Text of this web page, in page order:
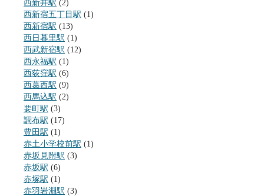
西新井駅 (2)
西新宿五丁目駅 (1)
西新宿駅 (13)
西日暮里駅 (1)
西武新宿駅 (12)
西永福駅 (1)
西荻窪駅 (6)
西葛西駅 (9)
西馬込駅 (2)
要町駅 (3)
調布駅 (17)
豊田駅 (1)
赤土小学校前駅 (1)
赤坂見附駅 (3)
赤坂駅 (6)
赤塚駅 (1)
赤羽岩淵駅 (3)